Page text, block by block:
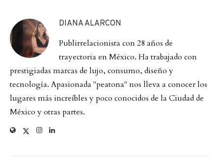
DIANA ALARCON
Publirrelacionista con 28 años de
trayectoria en México. Ha trabajado con
prestigiadas marcas de lujo, consumo, diseño y
tecnología. Apasionada "peatona" nos lleva a conocer los
lugares más increíbles y poco conocidos de la Ciudad de
México y otras partes.